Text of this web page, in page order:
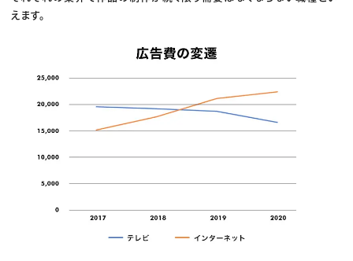
えます。